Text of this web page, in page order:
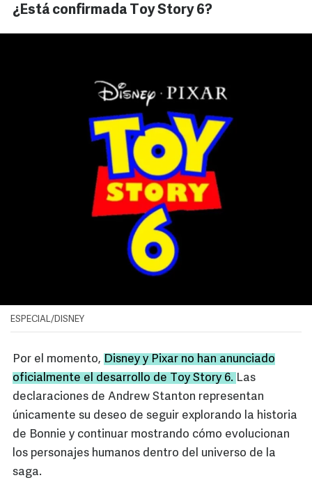
¿Está confirmada Toy Story 6?
ESPECIAL/DISNEY
Por el momento, Disney y Pixar no han anunciado
oficialmente el desarrollo de Toy Story 6. Las
declaraciones de Andrew Stanton representan
únicamente su deseo de seguir explorando la historia
de Bonnie y continuar mostrando cómo evolucionan
los personajes humanos dentro del universo de la
saga.